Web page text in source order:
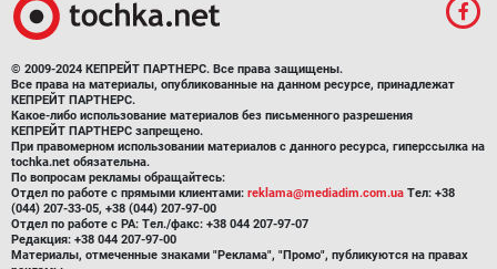
© 2009-2024 КЕПРЕЙТ ПАРТНЕРС. Все права защищены.
Все права на материалы, опубликованные на данном ресурсе, принадлежат
КЕПРЕЙТ ПАРТНЕРС.
Какое-либо использование материалов без письменного разрешения
КЕПРЕЙТ ПАРТНЕРС запрещено.
При правомерном использовании материалов с данного ресурса, гиперссылка на
tochka.net обязательна.
По вопросам рекламы обращайтесь:
Отдел по работе с прямыми клиентами: reklama@mediadim.com.ua Тел: +38
(044) 207-33-05, +38 (044) 207-97-00
Отдел по работе с РА: Тел./факс: +38 044 207-97-07
Редакция: +38 044 207-97-00
Материалы, отмеченные знаками "Реклама", "Промо", публикуются на правах